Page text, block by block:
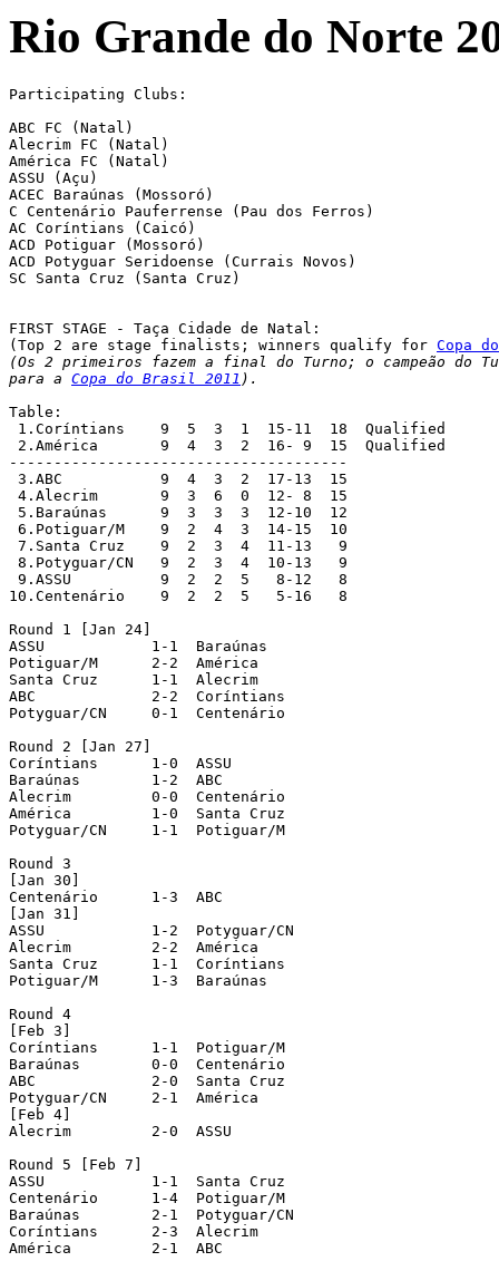
Rio Grande do Norte
Participating Clubs:
ABC FC (Natal)
Alecrim FC (Natal)
América FC (Natal)
ASSU (Açu)
ACEC Baraúnas (Mossoró)
C Centenário Pauferrense (Pau dos Ferros)
AC Coríntians (Caicó)
ACD Potiguar (Mossoró)
ACD Potyguar Seridoense (Currais Novos)
SC Santa Cruz (Santa Cruz)
FIRST STAGE - Taça Cidade de Natal:
(Top 2 are stage finalists; winners qualify for Copa
(Os 2 primeiros fazem a final do Turno; o campeão do
para a Copa do Brasil 2011 ).
Table:
1.Coríntians 	 9  5  3  1  15-11  18  Qualified
2.América 	 9  4  3  2  16- 9  15  Qualified
--------------------------------------
3.ABC 		 9  4  3  2  17-13  15
4.Alecrim 	 9  3  6  0  12- 8  15
5.Baraúnas 	 9  3  3  3  12-10  12
6.Potiguar/M 	 9  2  4  3  14-15  10
7.Santa Cruz 	 9  2  3  4  11-13   9
8.Potyguar/CN 	 9  2  3  4  10-13   9
9.ASSU 	 9  2  2  5   8-12   8
10.Centenário 	 9  2  2  5   5-16   8
Round 1 [Jan 24]
ASSU		1-1  Baraúnas
Potiguar/M	2-2  América
Santa Cruz	1-1  Alecrim
ABC		2-2  Coríntians
Potyguar/CN	0-1  Centenário
Round 2 [Jan 27]
Coríntians	1-0  ASSU
Baraúnas	1-2  ABC
Alecrim		0-0  Centenário
América		1-0  Santa Cruz
Potyguar/CN	1-1  Potiguar/M
Round 3
[Jan 30]
Centenário	1-3  ABC
[Jan 31]
ASSU		1-2  Potyguar/CN
Alecrim		2-2  América
Santa Cruz	1-1  Coríntians
Potiguar/M	1-3  Baraúnas
Round 4
[Feb 3]
Coríntians	1-1  Potiguar/M
Baraúnas	0-0  Centenário
ABC		2-0  Santa Cruz
Potyguar/CN	2-1  América
[Feb 4]
Alecrim		2-0  ASSU
Round 5 [Feb 7]
ASSU		1-1  Santa Cruz
Centenário	1-4  Potiguar/M
Baraúnas	2-1  Potyguar/CN
Coríntians	2-3  Alecrim
América		2-1  ABC